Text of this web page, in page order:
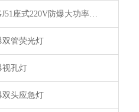
座式220V防爆大功率声光报警器 绿色 黄色
双管荧光灯
视孔灯
双头应急灯